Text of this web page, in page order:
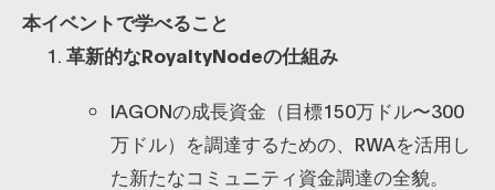
本イベントで学べること
革新的なRoyaltyNodeの仕組み
​IAGONの成長資金（目標150万ドル〜300
万ドル）を調達するための、RWAを活用し
た新たなコミュニティ資金調達の全貌。